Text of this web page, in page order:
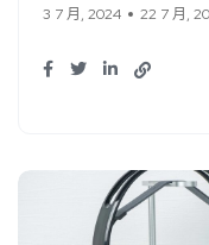
3 7 月, 2024 22 7 月,